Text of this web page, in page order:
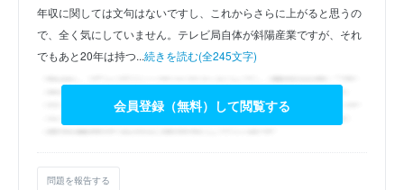
年収に関しては文句はないですし、これからさらに上がると思うの
で、全く気にしていません。テレビ局自体が斜陽産業ですが、それ
でもあと20年は持つ...続きを読む(全245文字)
会員登録（無料）して閲覧する
問題を報告する